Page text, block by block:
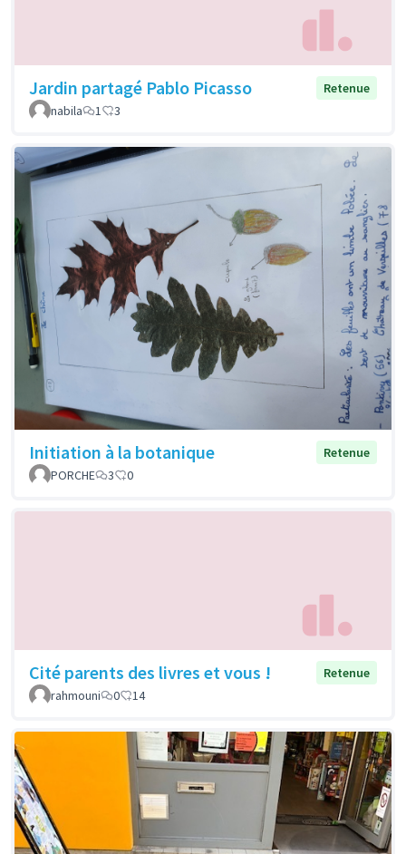
Jardin partagé Pablo Picasso
Retenue
nabila
1 3
Initiation à la botanique
Retenue
PORCHE
3 0
Cité parents des livres et vous !
Retenue
rahmouni
0 14